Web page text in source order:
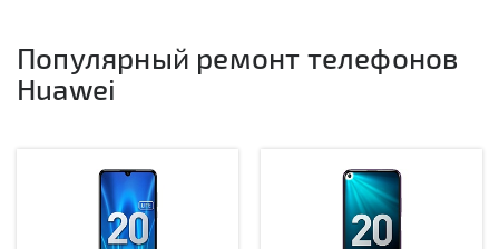
Популярный ремонт телефонов
Huawei